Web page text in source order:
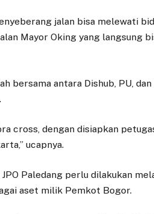
jalan bisa melewati
Mayor Oking yang langsung
bersama antara Dishub, PU,
cross, dengan disiapkan
ucapnya.
Paledang perlu dilakukan
aset milik Pemkot Bogor.
DAERAH